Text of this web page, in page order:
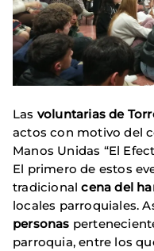
Las voluntarias de
actos con motivo del
Manos Unidas “El
El primero de estos
tradicionalcena del
locales parroquiales.
personas
parroquia, entre los